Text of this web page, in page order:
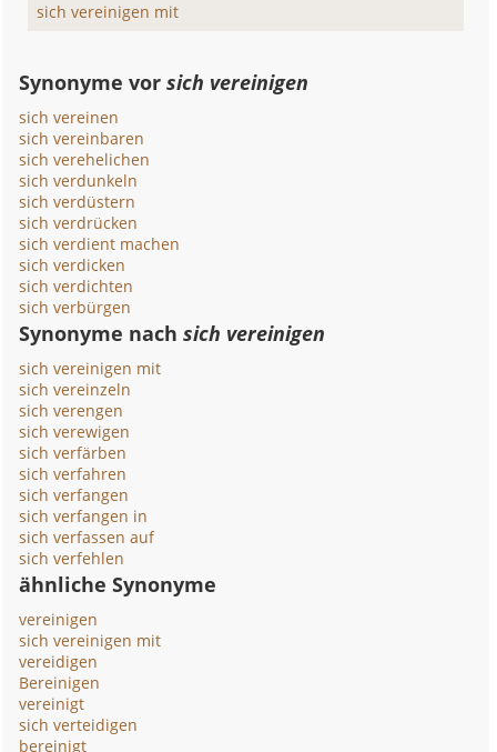
sich vereinigen mit
Synonyme vorsich vereinigen
sich vereinen
sich vereinbaren
sich verehelichen
sich verdunkeln
sich verdüstern
sich verdrücken
sich verdient machen
sich verdicken
sich verdichten
sich verbürgen
Synonyme nachsich vereinigen
sich vereinigen mit
sich vereinzeln
sich verengen
sich verewigen
sich verfärben
sich verfahren
sich verfangen
sich verfangen in
sich verfassen auf
sich verfehlen
ähnliche Synonyme
vereinigen
sich vereinigen mit
vereidigen
Bereinigen
vereinigt
sich verteidigen
bereinigt